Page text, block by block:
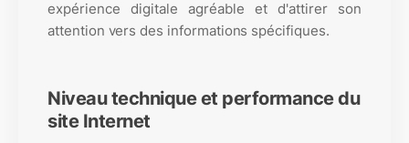
expérience digitale agréable et d'attirer son
attention vers des informations spécifiques.
Niveau technique et performance du
site Internet